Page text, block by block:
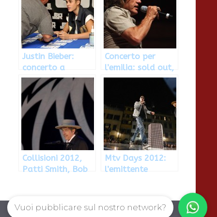
Justin Bieber:
concerto a
Bologna a marzo,
prevendite dal 4
luglio
Concerto per
l’emilia: sold out,
incassati 2 milioni
Collisioni 2012,
Patti Smith, Bob
concerto
Mtv Days 2012:
l’emittente
Vuoi pubblicare sul nostro network?